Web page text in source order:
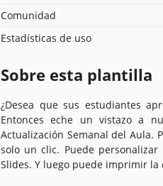
Comunidad
Estadísticas de uso
Sobre esta plantilla
¿Desea que sus estudiantes
Entonces eche un vistazo a
Actualización Semanal del Aula.
solo un clic. Puede
Slides. Y luego puede imprimir la